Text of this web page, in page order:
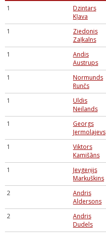
1
Dzintars
Kļava
1
Ziedonis
Zaļkalns
1
Andis
Austrups
1
Normunds
Runčs
1
Uldis
Neilands
1
Georgs
Jermolajevs
1
Viktors
Kamišāns
1
Jevgeņijs
Markuškins
2
Andris
Aldersons
2
Andris
Dudels